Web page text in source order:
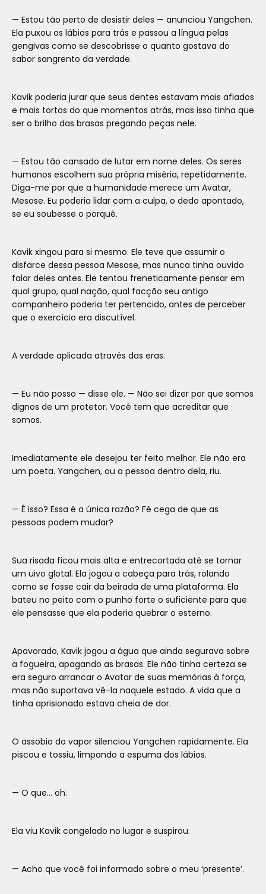
— Estou tão perto de desistir deles — anunciou Yangchen.
Ela puxou os lábios para trás e passou a língua pelas
gengivas como se descobrisse o quanto gostava do
sabor sangrento da verdade.
Kavik poderia jurar que seus dentes estavam mais afiados
e mais tortos do que momentos atrás, mas isso tinha que
ser o brilho das brasas pregando peças nele.
— Estou tão cansado de lutar em nome deles. Os seres
humanos escolhem sua própria miséria, repetidamente.
Diga-me por que a humanidade merece um Avatar,
Mesose. Eu poderia lidar com a culpa, o dedo apontado,
se eu soubesse o porquê.
Kavik xingou para si mesmo. Ele teve que assumir o
disfarce dessa pessoa Mesose, mas nunca tinha ouvido
falar deles antes. Ele tentou freneticamente pensar em
qual grupo, qual nação, qual facção seu antigo
companheiro poderia ter pertencido, antes de perceber
que o exercício era discutível.
A verdade aplicada através das eras.
— Eu não posso — disse ele. — Não sei dizer por que somos
dignos de um protetor. Você tem que acreditar que
somos.
Imediatamente ele desejou ter feito melhor. Ele não era
um poeta. Yangchen, ou a pessoa dentro dela, riu.
— É isso? Essa é a única razão? Fé cega de que as
pessoas podem mudar?
Sua risada ficou mais alta e entrecortada até se tornar
um uivo glotal. Ela jogou a cabeça para trás, rolando
como se fosse cair da beirada de uma plataforma. Ela
bateu no peito com o punho forte o suficiente para que
ele pensasse que ela poderia quebrar o esterno.
Apavorado, Kavik jogou a água que ainda segurava sobre
a fogueira, apagando as brasas. Ele não tinha certeza se
era seguro arrancar o Avatar de suas memórias à força,
mas não suportava vê-la naquele estado. A vida que a
tinha aprisionado estava cheia de dor.
O assobio do vapor silenciou Yangchen rapidamente. Ela
piscou e tossiu, limpando a espuma dos lábios.
— O que… oh.
Ela viu Kavik congelado no lugar e suspirou.
— Acho que você foi informado sobre o meu ‘presente’.